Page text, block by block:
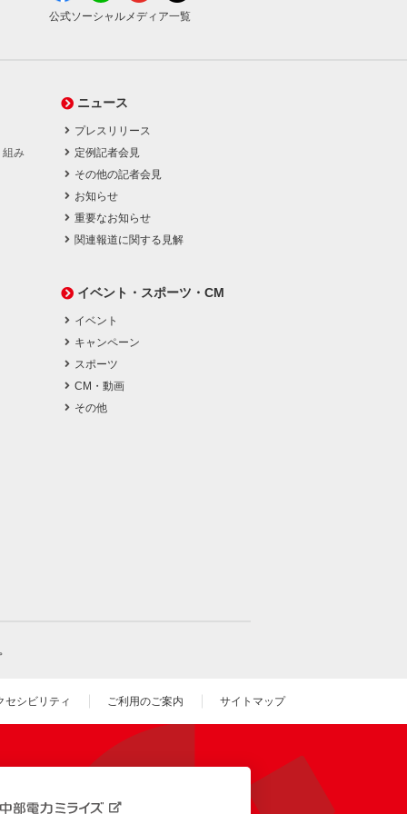
公式ソーシャルメディア一覧
組み
ニュース
プレスリリース
定例記者会見
その他の記者会見
お知らせ
重要なお知らせ
関連報道に関する見解
イベント・スポーツ・CM
イベント
キャンペーン
スポーツ
CM・動画
その他
セシビリティ ご利用のご案内 サイトマップ